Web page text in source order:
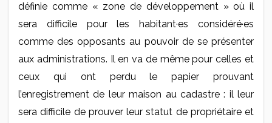
définie comme « zone de développement » où il
sera difficile pour les habitant·es considéré·es
comme des opposants au pouvoir de se présenter
aux administrations. Il en va de même pour celles et
ceux qui ont perdu le papier prouvant
l’enregistrement de leur maison au cadastre : il leur
sera difficile de prouver leur statut de propriétaire et